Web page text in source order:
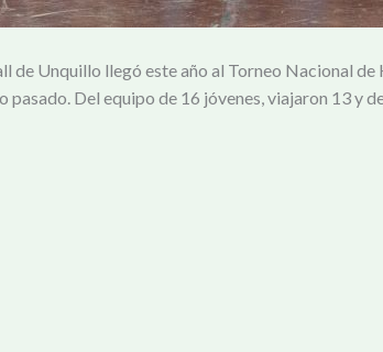
de Unquillo llegó este año al Torneo Nacional
pasado. Del equipo de 16 jóvenes, viajaron 13 y